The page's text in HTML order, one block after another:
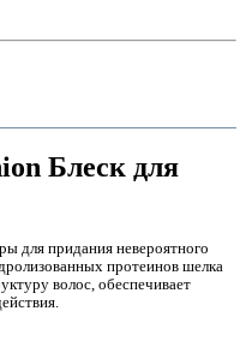
Блеск для
для придания невероятного
протеинов шелка
волос, обеспечивает